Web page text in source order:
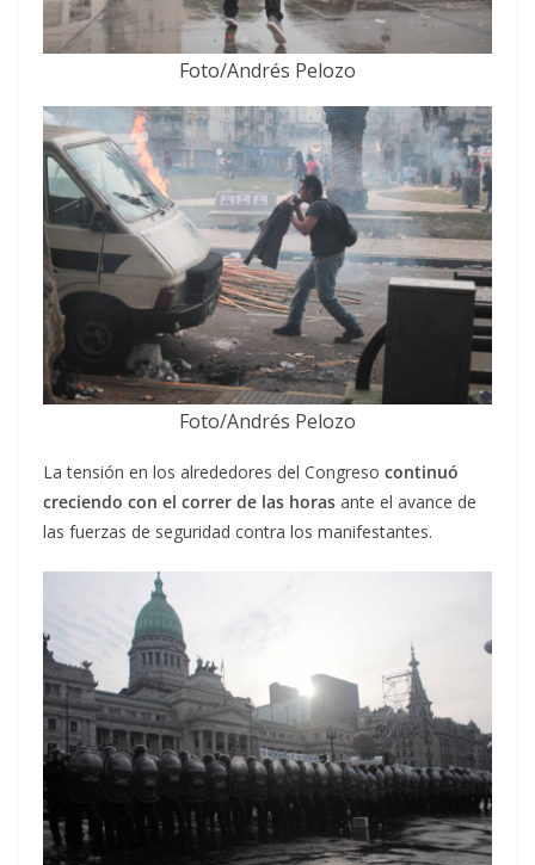
Foto/Andrés Pelozo
Foto/Andrés Pelozo
La tensión en los alrededores del Congreso continuó
creciendo con el correr de las horas ante el avance de
las fuerzas de seguridad contra los manifestantes.